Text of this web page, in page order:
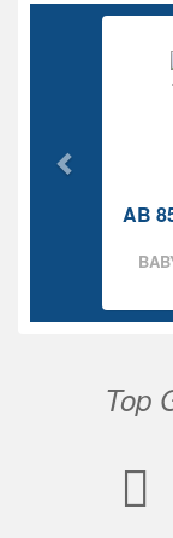
AB
Vorherige
Top